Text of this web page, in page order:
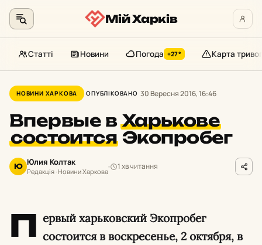
до
контенту
Мій Харків
Статті Новини Погода +27° Карта тривог
НОВИНИ ХАРКОВА ОПУБЛІКОВАНО 30 Вересня 2016, 16:46
Впервые вХарькове
состоится Экопробег
Ю Юлия Колтак
Редакція · Новини Харкова
1 хв читання
П ервый харьковский Экопробег
состоится в воскресенье, 2 октября, в